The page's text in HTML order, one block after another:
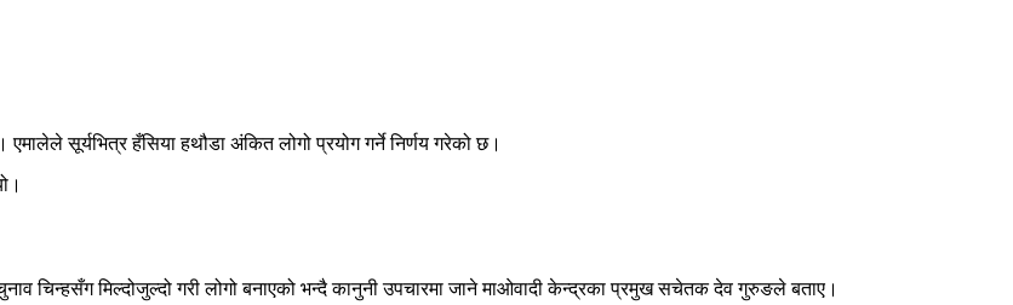
सूर्यभित्र हँसिया हथौडा अंकित लोगो प्रयोग गर्ने निर्णय गरेको छ।
चिन्हसँग मिल्दोजुल्दो गरी लोगो बनाएको भन्दै कानुनी उपचारमा जाने माओवादी केन्द्रका प्रमुख सचेतक देव गुरुङले बताए।